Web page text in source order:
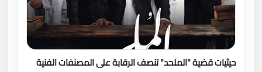
حيثيات قضية "الملحد" تنصف الرقابة على المصنفات الفنية